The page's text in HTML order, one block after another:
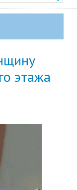
этажа